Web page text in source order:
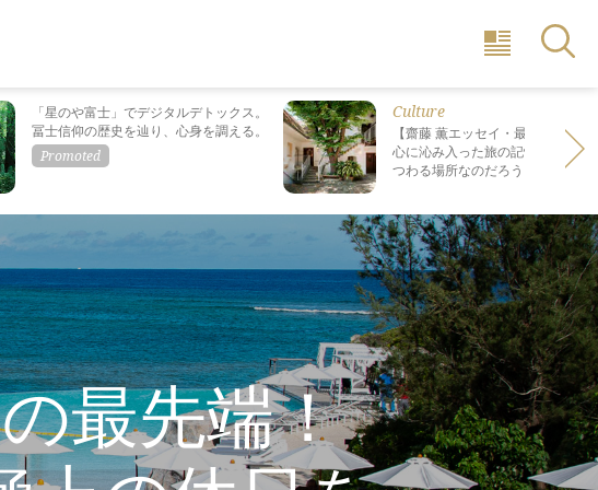
「星のや富士」でデジタルデトックス。
冨士信仰の歴史を辿り、心身を調える。
Culture
【齋藤 薫エッセイ・最終回】 最
心に沁み入った旅の記憶は なぜ“死
つわる場所なのだろう？
最先端！